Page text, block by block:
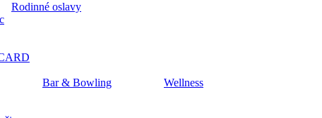
Rodinné oslavy
Bar & Bowling
Wellness